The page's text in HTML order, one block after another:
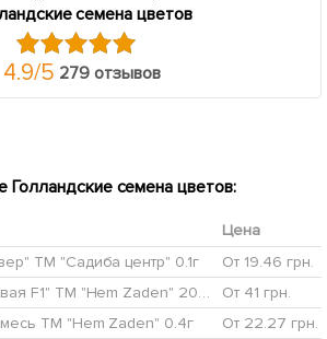
семена цветов
4.9/5 279 отзывов
семена цветов:
Цена
ТМ "Садиба центр" 0.1г
От 19.46 грн.
Петуния "Танго розовая F1" ТМ "Hem Zaden" 20шт
От 41 грн.
ТМ "Hem Zaden" 0.4г
От 22.27 грн.